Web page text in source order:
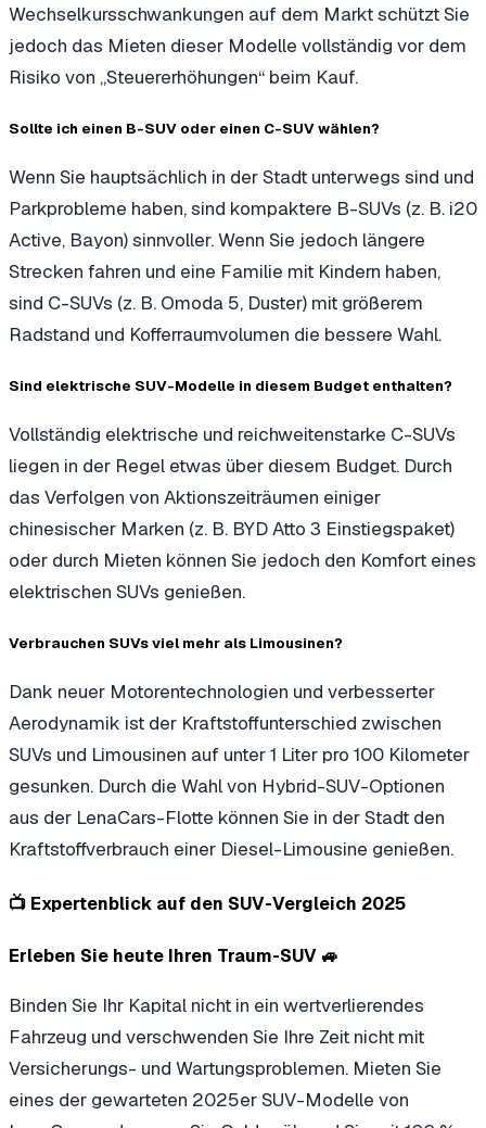
Wechselkursschwankungen auf dem Markt schützt Sie
jedoch das Mieten dieser Modelle vollständig vor dem
Risiko von „Steuererhöhungen“ beim Kauf.
Sollte ich einen B-SUV oder einen C-SUV wählen?
Wenn Sie hauptsächlich in der Stadt unterwegs sind und
Parkprobleme haben, sind kompaktere B-SUVs (z. B. i20
Active, Bayon) sinnvoller. Wenn Sie jedoch längere
Strecken fahren und eine Familie mit Kindern haben,
sind C-SUVs (z. B. Omoda 5, Duster) mit größerem
Radstand und Kofferraumvolumen die bessere Wahl.
Sind elektrische SUV-Modelle in diesem Budget enthalten?
Vollständig elektrische und reichweitenstarke C-SUVs
liegen in der Regel etwas über diesem Budget. Durch
das Verfolgen von Aktionszeiträumen einiger
chinesischer Marken (z. B. BYD Atto 3 Einstiegspaket)
oder durch Mieten können Sie jedoch den Komfort eines
elektrischen SUVs genießen.
Verbrauchen SUVs viel mehr als Limousinen?
Dank neuer Motorentechnologien und verbesserter
Aerodynamik ist der Kraftstoffunterschied zwischen
SUVs und Limousinen auf unter 1 Liter pro 100 Kilometer
gesunken. Durch die Wahl von Hybrid-SUV-Optionen
aus der LenaCars-Flotte können Sie in der Stadt den
Kraftstoffverbrauch einer Diesel-Limousine genießen.
📺 Expertenblick auf den SUV-Vergleich 2025
Erleben Sie heute Ihren Traum-SUV 🚙
Binden Sie Ihr Kapital nicht in ein wertverlierendes
Fahrzeug und verschwenden Sie Ihre Zeit nicht mit
Versicherungs- und Wartungsproblemen. Mieten Sie
eines der gewarteten 2025er SUV-Modelle von